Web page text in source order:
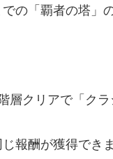
の「覇者の塔」
クリアで「ク
報酬が獲得できま